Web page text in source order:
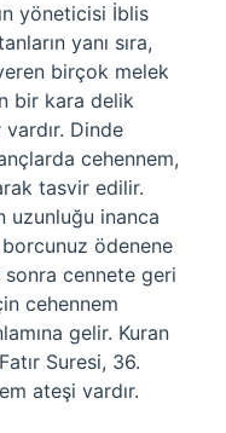
yöneticisi İblis
yanı sıra,
birçok melek
bir kara delik
Dinde
cehennem,
tasvir edilir.
uzunluğu inanca
ödenene
cennete geri
cehennem
gelir. Kuran
Suresi, 36.
ateşi vardır.